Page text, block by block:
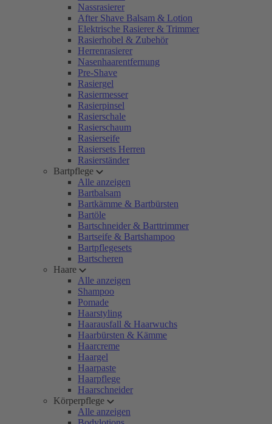
Nassrasierer
After Shave Balsam & Lotion
Elektrische Rasierer & Trimmer
Rasierhobel & Zubehör
Herrenrasierer
Nasenhaarentfernung
Pre-Shave
Rasiergel
Rasiermesser
Rasierpinsel
Rasierschale
Rasierschaum
Rasierseife
Rasiersets Herren
Rasierständer
Bartpflege
Alle anzeigen
Bartbalsam
Bartkämme & Bartbürsten
Bartöle
Bartschneider & Barttrimmer
Bartseife & Bartshampoo
Bartpflegesets
Bartscheren
Haare
Alle anzeigen
Shampoo
Pomade
Haarstyling
Haarausfall & Haarwuchs
Haarbürsten & Kämme
Haarcreme
Haargel
Haarpaste
Haarpflege
Haarschneider
Körperpflege
Alle anzeigen